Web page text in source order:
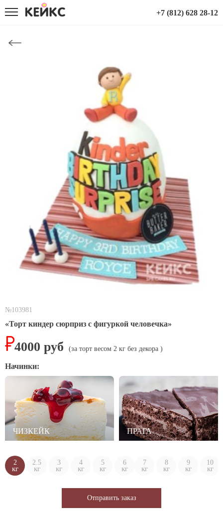
+7 (812) 628 28-12
№103981
«Торт киндер сюрприз с фигуркой человечка»
4000 руб (за торт весом 2 кг без декора )
2
кг
2.5
кг
3
кг
4
кг
5
кг
6
кг
7
кг
8
кг
9
кг
10
кг
Отправить заказ
Начинки:
ЧИЗКЕЙК ПРАГА